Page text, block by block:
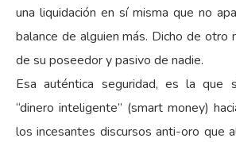
una liquidación en sí misma que no
balance de alguien más. Dicho de otro
de su poseedor y pasivo de nadie.
Esa auténtica seguridad, es la que
“dinero inteligente” (smart money)
los incesantes discursos anti-oro que